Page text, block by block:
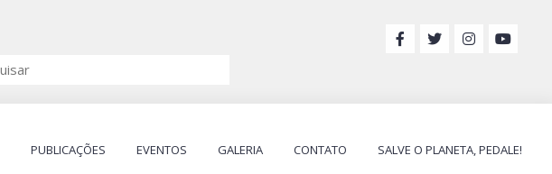
PUBLICAÇÕES EVENTOS GALERIA CONTATO SALVE O PLANETA, PEDALE!